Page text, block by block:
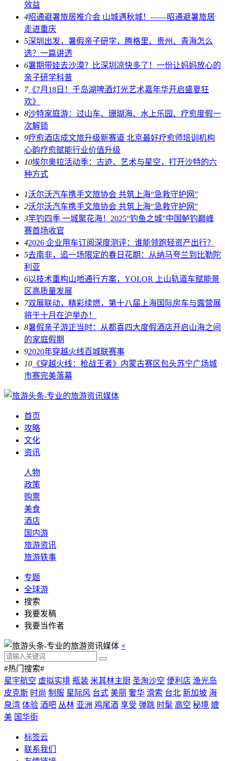
效益
4昭通避暑旅居推介会 山城遇秋城！——昭通避暑旅居
走进重庆
5深圳出发，暑假亲子研学，腾格里、贵州、青海怎么
选？一篇讲透
6暑期带娃去沙漠？比深圳凉快多了！一份让妈妈放心的
亲子研学科普
7《7月18日！千岛湖啤酒灯光艺术嘉年华开启盛夏狂
欢》
8沙特家庭游：过山车、珊瑚海、水上乐园、疗愈度假一
次解锁
9疗愈酒店成文旅升级新赛道 北京最好疗愈师培训机构
心韵疗愈赋能行业价值升级
10埃尔奥拉活动季：古迹、艺术与星空，打开沙特的六
种方式
1​沃尔沃汽车携手文旅协会 共筑上海“急救守护网”
2​沃尔沃汽车携手文旅协会 共筑上海“急救守护网”
3竿钓四季 一城聚花海！2025“钓鱼之城”中国鲈钓巅峰
赛首场收官
42026 企业用车订阅深度测评：谁能领跑轻资产出行？
5去南非，追一场限定的春日花期：从纳马夸兰到比勒陀
利亚
6以技术重构山地通行方案，YOLOR 上山轨道车赋能景
区高质量发展
7双展联动，精彩续燃，第十八届上海国际房车与露营展
将于十月在沪举办！
8暑假亲子游正当时：从都喜四大度假酒店开启山海之间
的家庭假期
92020年穿越火线百城联赛事
10 《穿越火线：枪战王者》内蒙古赛区包头苏宁广场城
市赛完美落幕
首页
攻略
文化
资讯
人物
政策
购票
美食
酒店
国内游
旅游资讯
旅游轶事
专题
全球游
搜索
我要发稿
我要当作者
×
#热门搜索#
星宇航空 虚拟实境 瓶装 米其林主厨 圣淘沙空 便利店 渔光岛
皮克斯 时尚 制服 星际风 台式 美丽 奢华 滑索 台北 新加坡 海
泉湾 体验 酒吧 丛林 亚洲 鸡尾酒 享受 弹跳 时髦 高空 秘境 媲
美 国华街
标签云
联系我们